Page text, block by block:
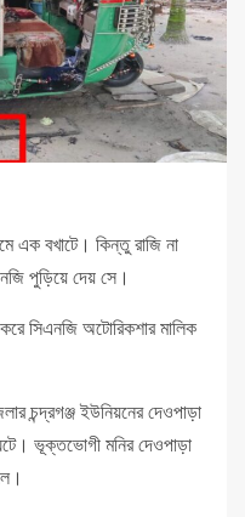
এক বখাটে। কিন্তু রাজি না
পুড়িয়ে দেয় সে।
সিএনজি অটোরিকশার মালিক
চন্দ্রগঞ্জ ইউনিয়নের দেওপাড়া
ঘটে। ভূক্তভোগী মনির দেওপাড়া